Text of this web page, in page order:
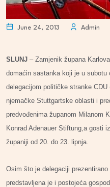
June 24, 2013 Admin
SLUNJ – Zamjenik župana
domaćin sastanka koji je u
delegacijom političke stranke
njemačke Stuttgartske oblasti i
predvođenima županom Milanom
Konrad Adenauer Stiftung,a gosti
županiji od 20. do 23. lipnja.
Osim što je delegaciji
predstavljena je i postojeća